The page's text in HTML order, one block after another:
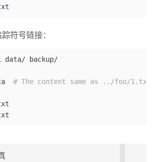
符号链接：
data/ backup/
# The content same as ../foo/1.txt